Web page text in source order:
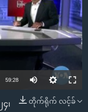
available
59:28
တိုက်ရိုက် လင့်ခ်
၊